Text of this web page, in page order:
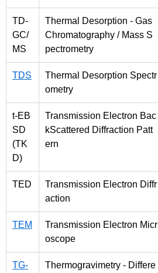
TD-
GC/
MS
Thermal Desorption - Gas
Chromatography / Mass S
pectrometry
TDS
Thermal Desorption Spectr
ometry
t-EB
SD
(TK
D)
Transmission Electron Bac
kScattered Diffraction Patt
ern
TED
Transmission Electron Diffr
action
TEM
Transmission Electron Micr
oscope
TG-
Thermogravimetry - Differe